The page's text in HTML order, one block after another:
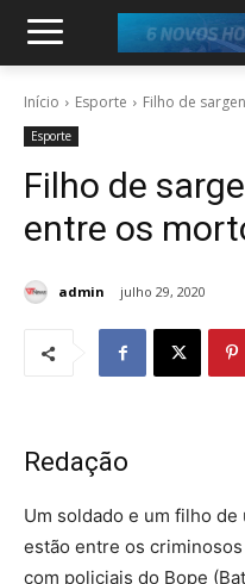
Início Esporte Filho de
Esporte
Filho de
entre os
admin julho 29, 2020
Redação
Um soldado e um filho
estão entre os
com policiais do Bope